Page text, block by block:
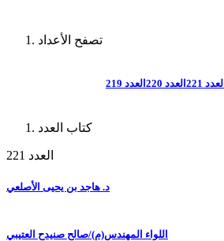
تصفح الأعداد
العدد 221 العدد 220 العدد 219
كتاب العدد
العدد 221
د. هاجد بن يحيى الأصلعي
اللواء المهندس(م)/صالح صنيدح العتيبي